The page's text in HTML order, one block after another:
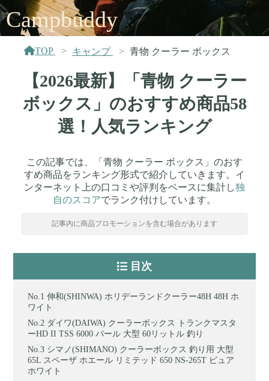
Campbuddy
TOP キャンプ 青物 クーラー ボックス
【2026最新】「青物 クーラー
ボックス」のおすすめ商品58
選！人気ランキング
この記事では、「青物 クーラー ボックス」のおす
すめ商品をランキング形式で紹介していきます。イ
ンターネット上の口コミや評判をベースに集計し独
自のスコアでランク付けしています。
記事内に商品プロモーションを含む場合があります
目次
伸和(SHINWA) ホリデーランドクーラー48H 48H ホ
ワイト
ダイワ(DAIWA) クーラーボックス トランクマスタ
ーHD II TSS 6000 パール 大型 60リットル 釣り
シマノ(SHIMANO) クーラーボックス 釣り用 大型
65L スペーザ ホエール リミテッド 650 NS-265T ピュア
ホワイト